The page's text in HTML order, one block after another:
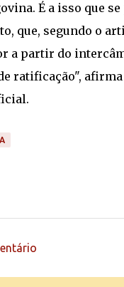
É a isso que
que, segundo o
a partir do
ratificação",